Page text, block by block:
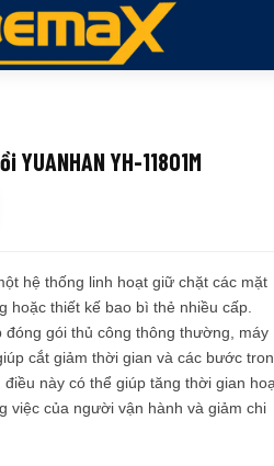
YUANHAN YH-11801M
hệ thống linh hoạt giữ chặt các mặt
hoặc thiết kế bao bì thẻ nhiều cấp.
gói thủ công thông thường, máy
cắt giảm thời gian và các bước
này có thể giúp tăng thời gian
việc của người vận hành và giảm chi